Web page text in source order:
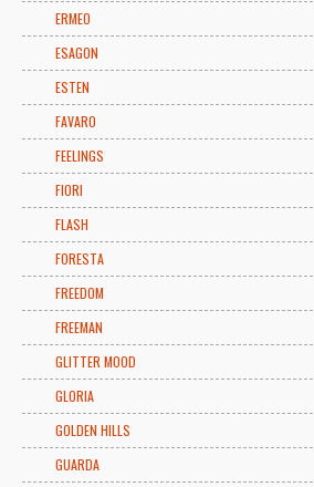
ERMEO
ESAGON
ESTEN
FAVARO
FEELINGS
FIORI
FLASH
FORESTA
FREEDOM
FREEMAN
GLITTER MOOD
GLORIA
GOLDEN HILLS
GUARDA